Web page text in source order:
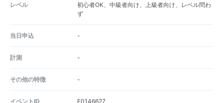
レベル
初心者OK、中級者向け、上級者向け、レベル問わ
ず
当日申込 -
計測 -
その他の特徴 -
イベントID E0146627